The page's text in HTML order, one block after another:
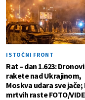
ISTOČNI FRONT
Rat – dan 1.623:
rakete nad Ukrajinom,
Moskva udara sve jače;
mrtvih raste FOTO/